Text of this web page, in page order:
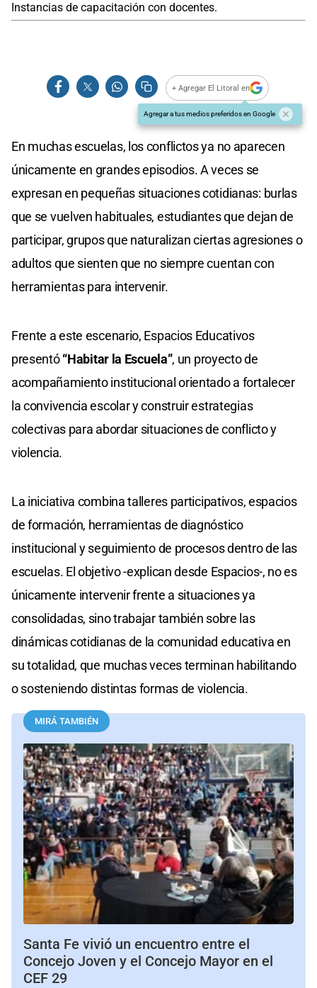
Instancias de capacitación con docentes.
+ Agregar El Litoral en
Agregar a tus medios preferidos en Google
En muchas escuelas, los conflictos ya no aparecen
únicamente en grandes episodios. A veces se
expresan en pequeñas situaciones cotidianas: burlas
que se vuelven habituales, estudiantes que dejan de
participar, grupos que naturalizan ciertas agresiones o
adultos que sienten que no siempre cuentan con
herramientas para intervenir.
Frente a este escenario, Espacios Educativos
presentó“Habitar la Escuela”, un proyecto de
acompañamiento institucional orientado a fortalecer
la convivencia escolar y construir estrategias
colectivas para abordar situaciones de conflicto y
violencia.
La iniciativa combina talleres participativos, espacios
de formación, herramientas de diagnóstico
institucional y seguimiento de procesos dentro de las
escuelas. El objetivo -explican desde Espacios-, no es
únicamente intervenir frente a situaciones ya
consolidadas, sino trabajar también sobre las
dinámicas cotidianas de la comunidad educativa en
su totalidad, que muchas veces terminan habilitando
o sosteniendo distintas formas de violencia.
MIRÁ TAMBIÉN
Santa Fe vivió un encuentro entre el
Concejo Joven y el Concejo Mayor en el
CEF 29